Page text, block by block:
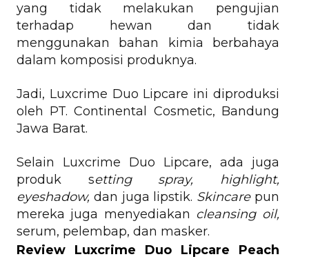
yang tidak melakukan pengujian
terhadap hewan dan tidak
menggunakan bahan kimia berbahaya
dalam komposisi produknya.
Jadi, Luxcrime Duo Lipcare ini diproduksi
oleh PT. Continental Cosmetic, Bandung
Jawa Barat.
Selain Luxcrime Duo Lipcare, ada juga
produk setting spray, highlight,
eyeshadow, dan juga lipstik. Skincare pun
mereka juga menyediakan cleansing oil,
serum, pelembap, dan masker.
Review Luxcrime Duo Lipcare Peach